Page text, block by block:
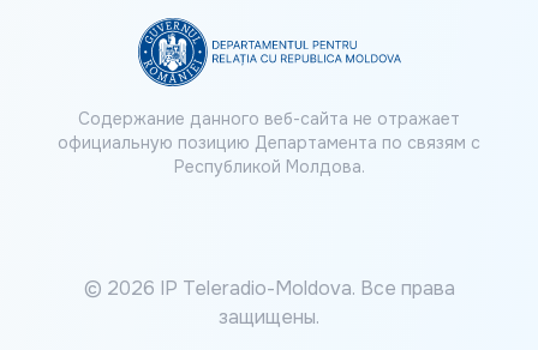
Содержание данного веб-сайта не отражает
официальную позицию Департамента по связям с
Республикой Молдова.
© 2026 IP Teleradio-Moldova. Все права
защищены.